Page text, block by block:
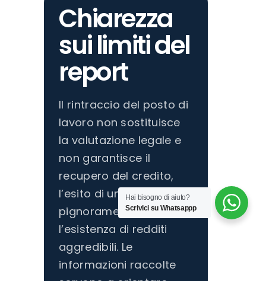
Chiarezza
sui limiti del
report
Il rintraccio del posto di
lavoro non sostituisce
la valutazione legale e
non garantisce il
recupero del credito,
l’esito di un
pignoramento o
l’esistenza di redditi
aggredibili. Le
informazioni raccolte
Hai bisogno di aiuto?
Scrivici su Whatsappp